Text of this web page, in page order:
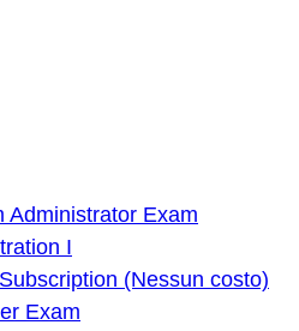
Administrator Exam
I
(Nessun costo)
Exam